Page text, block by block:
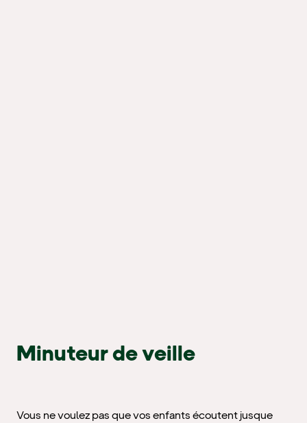
Minuteur de veille
Vous ne voulez pas que vos enfants écoutent jusque